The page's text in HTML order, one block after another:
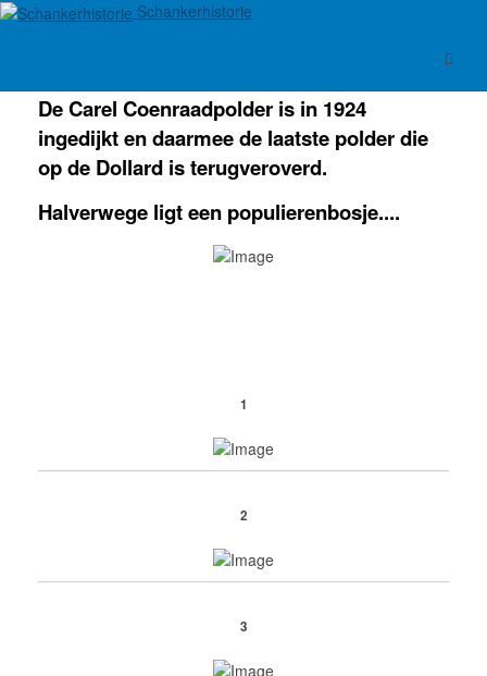
Schankerhistorie
De Carel Coenraadpolder is in 1924
ingedijkt en daarmee de laatste polder die
op de Dollard is terugveroverd.
Halverwege ligt een populierenbosje....
1
2
3